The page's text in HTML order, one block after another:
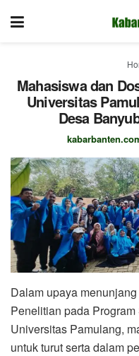
Mahasiswa dan
Universitas
Desa
Dalam upaya
Penelitian pada
Universitas Pamulang,
untuk turut serta dalam